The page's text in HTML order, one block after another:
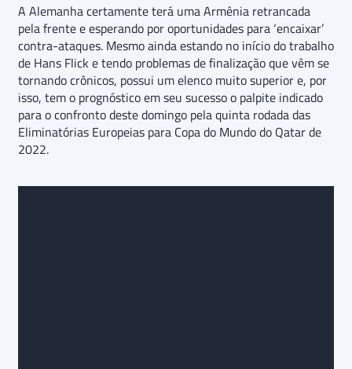
A Alemanha certamente terá uma Armênia retrancada
pela frente e esperando por oportunidades para ‘encaixar’
contra-ataques. Mesmo ainda estando no início do trabalho
de Hans Flick e tendo problemas de finalização que vêm se
tornando crônicos, possui um elenco muito superior e, por
isso, tem o prognóstico em seu sucesso o palpite indicado
para o confronto deste domingo pela quinta rodada das
Eliminatórias Europeias para Copa do Mundo do Qatar de
2022.